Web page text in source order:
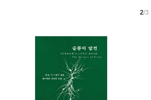
2/3